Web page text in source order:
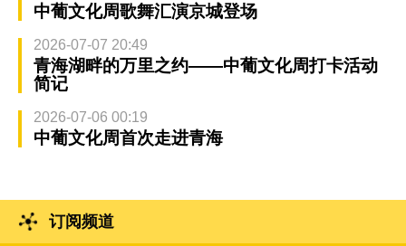
中葡文化周歌舞汇演京城登场
2026-07-07 20:49
青海湖畔的万里之约——中葡文化周打卡活动
简记
2026-07-06 00:19
中葡文化周首次走进青海
订阅频道